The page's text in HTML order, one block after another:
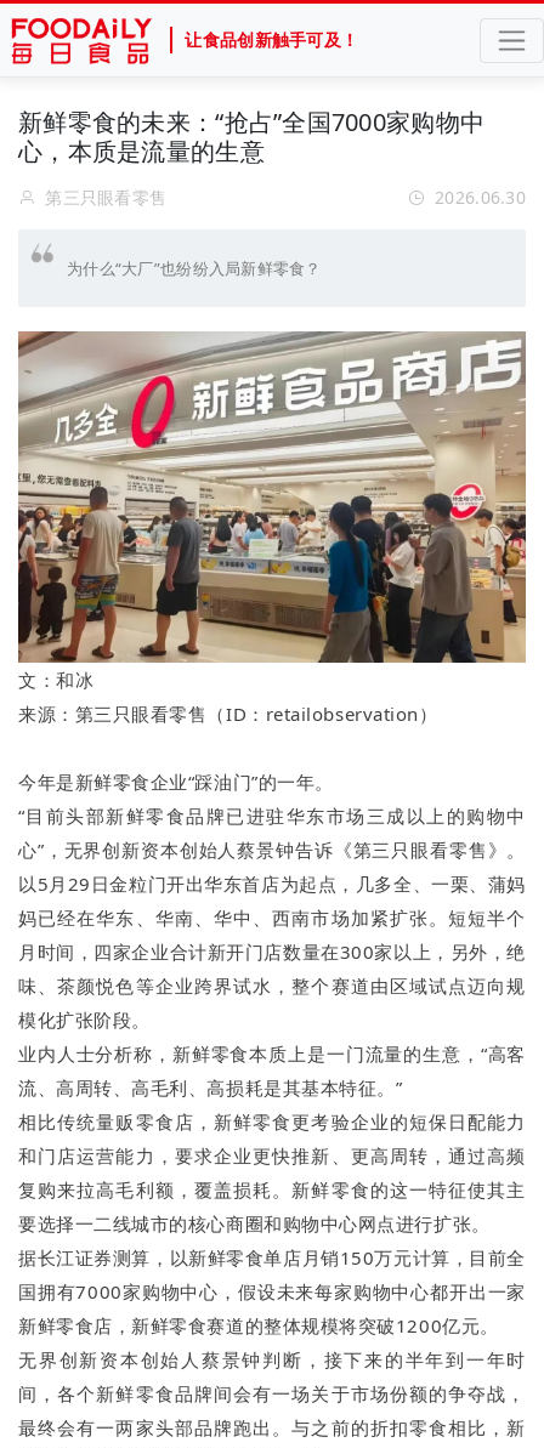
让食品创新触手可及！
新鲜零食的未来：“抢占”全国7000家购物中
心，本质是流量的生意
第三只眼看零售 2026.06.30
为什么“大厂”也纷纷入局新鲜零食？
文：和冰
来源：第三只眼看零售（ID：retailobservation）
今年是新鲜零食企业“踩油门”的一年。
“目前头部新鲜零食品牌已进驻华东市场三成以上的购物中
心”，无界创新资本创始人蔡景钟告诉《第三只眼看零售》。
以5月29日金粒门开出华东首店为起点，几多全、一栗、蒲妈
妈已经在华东、华南、华中、西南市场加紧扩张。短短半个
月时间，四家企业合计新开门店数量在300家以上，另外，绝
味、茶颜悦色等企业跨界试水，整个赛道由区域试点迈向规
模化扩张阶段。
业内人士分析称，新鲜零食本质上是一门流量的生意，“高客
流、高周转、高毛利、高损耗是其基本特征。”
相比传统量贩零食店，新鲜零食更考验企业的短保日配能力
和门店运营能力，要求企业更快推新、更高周转，通过高频
复购来拉高毛利额，覆盖损耗。新鲜零食的这一特征使其主
要选择一二线城市的核心商圈和购物中心网点进行扩张。
据长江证券测算，以新鲜零食单店月销150万元计算，目前全
国拥有7000家购物中心，假设未来每家购物中心都开出一家
新鲜零食店，新鲜零食赛道的整体规模将突破1200亿元。
无界创新资本创始人蔡景钟判断，接下来的半年到一年时
间，各个新鲜零食品牌间会有一场关于市场份额的争夺战，
最终会有一两家头部品牌跑出。与之前的折扣零食相比，新